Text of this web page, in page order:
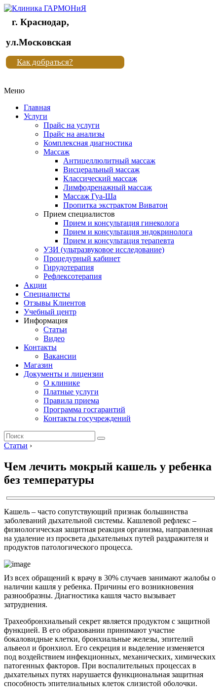
Клиника
"Новая
жизнь"
Клиника
жизнь"
г. Краснодар,
ул.Московская
Как добраться?
Меню
Главная
Услуги
Прайс на услуги
Прайс на анализы
Комплексная диагностика
Массаж
Антицеллюлитный массаж
Висцеральный массаж
Классический массаж
Лимфодренажный массаж
Массаж Гуа-Ша
Пропитка экстрактом Виватон
Прием специалистов
Прием и консультация гинеколога
Прием и консультация эндокринолога
Прием и консультация терапевта
УЗИ (ультразвуковое исследование)
Процедурный кабинет
Гирудотерапия
Рефлексотерапия
Акции
Специалисты
Отзывы Клиентов
Учебный центр
Информация
Статьи
Видео
Контакты
Вакансии
Магазин
Документы и лицензии
О клинике
Платные услуги
Правила приема
Программа госгарантий
Контакты госучреждений
Статьи ›
Чем лечить мокрый кашель у ребенка
без температуры
Кашель – часто сопутствующий признак большинства
заболеваний дыхательной системы. Кашлевой рефлекс –
физиологическая защитная реакция организма, направленная
на удаление из просвета дыхательных путей раздражителя и
продуктов патологического процесса.
Из всех обращений к врачу в 30% случаев занимают жалобы о
наличии кашля у ребенка. Причины его возникновения
разнообразны. Диагностика кашля часто вызывает
затруднения.
Трахеобронхиальный секрет является продуктом с защитной
функцией. В его образовании принимают участие
бокаловидные клетки, бронхиальные железы, эпителий
альвеол и бронхиол. Его секреция и выделение изменяется
под воздействием инфекционных, механических, химических
патогенных факторов. При воспалительных процессах в
дыхательных путях нарушается функциональная защитная
способность эпителиальных клеток слизистой оболочки.